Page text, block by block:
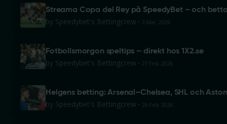
Streama Copa del Rey på SpeedyBet – och
by Speedybet's Bettingcrew 3 Mar 2026
Fotbollsmorgon speltips – direkt hos 1X2.se
by Speedybet's Bettingcrew 27 Feb 2026
Helgens betting: Arsenal–Chelsea, SHL och
by Speedybet's Bettingcrew 26 Feb 2026